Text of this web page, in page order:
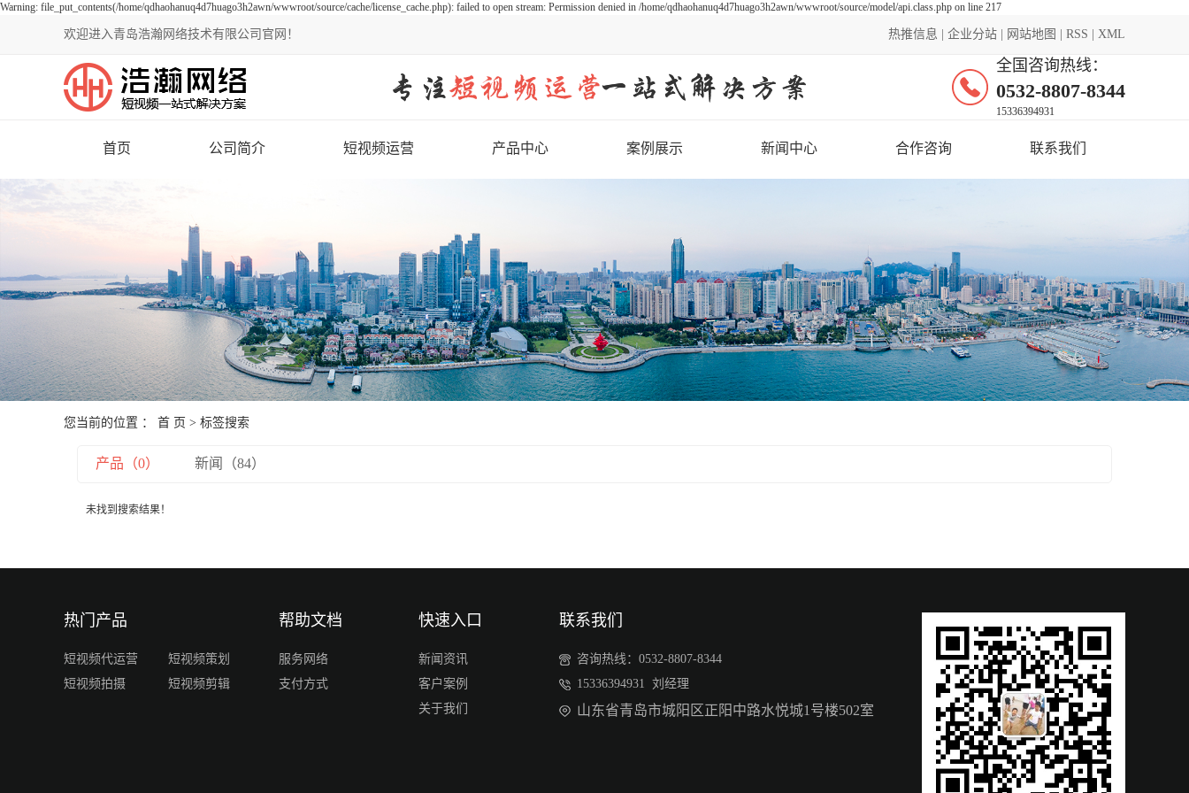
Warning: file_put_contents(/home/qdhaohanuq4d7huago3h2awn/wwwroot/source/cache/license_cache.php): failed to open stream: Permission denied in /home/qdhaohanuq4d7huago3h2awn/wwwroot/source/model/api.class.php on line 217
欢迎进入青岛浩瀚网络技术有限公司官网！ 热推信息 企业分站 网站地图 RSS XML
全国咨询热线：
0532-8807-8344
15336394931
首页 公司简介 短视频运营 产品中心 案例展示 新闻中心 合作咨询 联系我们
您当前的位置 ： 首 页 > 标签搜索
产品（0） 新闻（84）
未找到搜索结果！
热门产品
短视频代运营
短视频策划
短视频拍摄
短视频剪辑
帮助文档
服务网络
支付方式
快速入口
新闻资讯
客户案例
关于我们
联系我们
咨询热线：0532-8807-8344
15336394931 刘经理
山东省青岛市城阳区正阳中路水悦城1号楼502室